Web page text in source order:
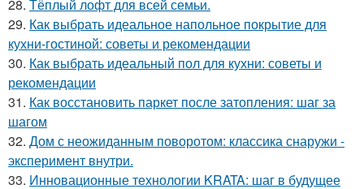
28. Тёплый лофт для всей семьи.
29. Как выбрать идеальное напольное покрытие для
кухни-гостиной: советы и рекомендации
30. Как выбрать идеальный пол для кухни: советы и
рекомендации
31. Как восстановить паркет после затопления: шаг за
шагом
32. Дом с неожиданным поворотом: классика снаружи -
эксперимент внутри.
33. Инновационные технологии KRATA: шаг в будущее